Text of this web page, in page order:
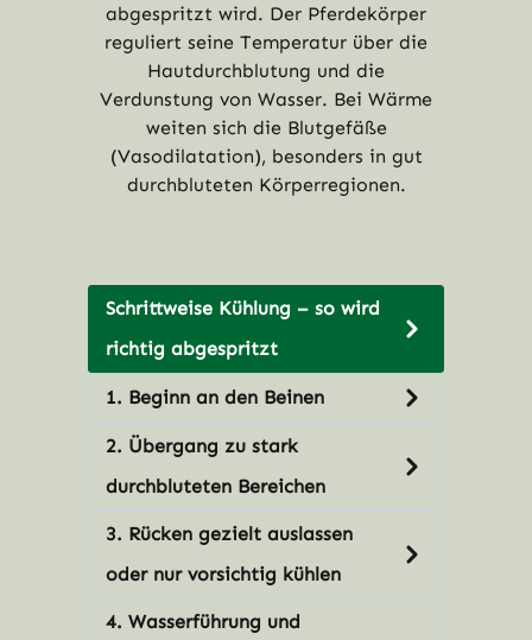
abgespritzt wird. Der Pferdekörper
reguliert seine Temperatur über die
Hautdurchblutung und die
Verdunstung von Wasser. Bei Wärme
weiten sich die Blutgefäße
(Vasodilatation), besonders in gut
durchbluteten Körperregionen.
Schrittweise Kühlung – so wird
richtig abgespritzt
1. Beginn an den Beinen
2. Übergang zu stark
durchbluteten Bereichen
3. Rücken gezielt auslassen
oder nur vorsichtig kühlen
4. Wasserführung und